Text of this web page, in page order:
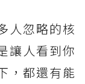
人忽略的核
讓人看到你
，都還有能